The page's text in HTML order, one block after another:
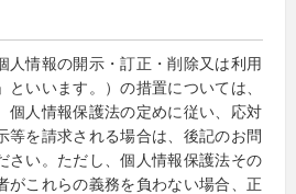
人情報の開示・訂正・削除又は利用
いいます。）の措置については、
個人情報保護法の定めに従い、応対
等を請求される場合は、後記のお問
さい。ただし、個人情報保護法その
がこれらの義務を負わない場合、正